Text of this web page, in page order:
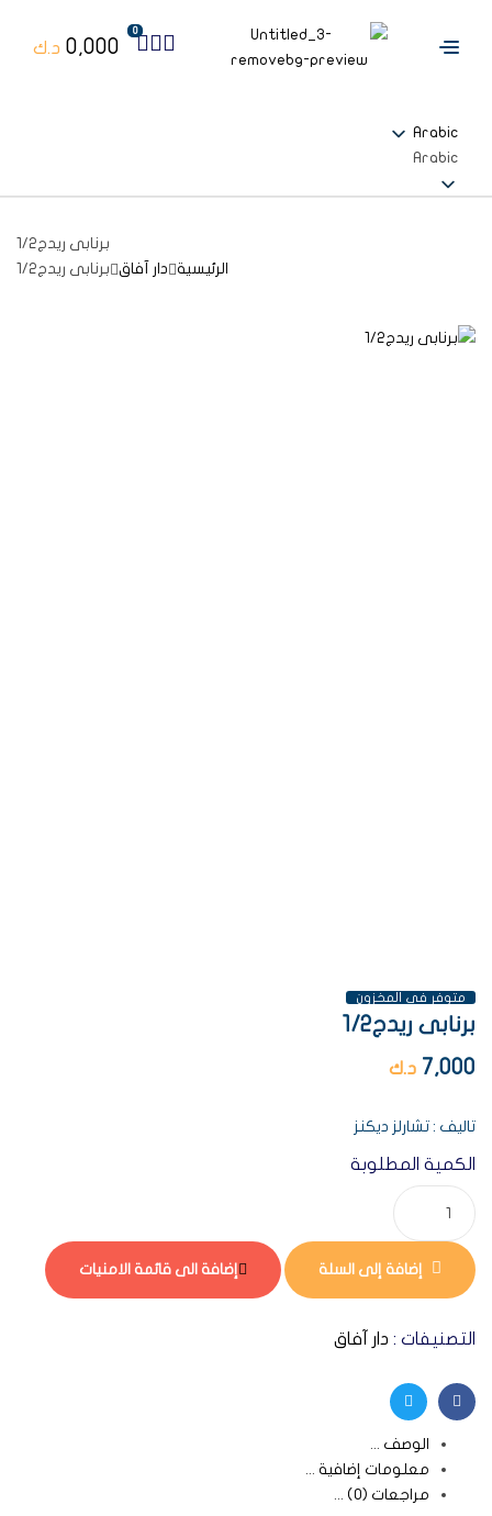
0
0,000 د.ك
Arabic
Arabic
برنابى ريدج1/2
الرئيسية دار آفاق برنابى ريدج1/2
متوفر فى المخزون
برنابى ريدج1/2
7,000 د.ك
تاليف : تشارلز ديكنز
الكمية المطلوبة
إضافة إلى السلة إضافة الى قائمة الامنيات
التصنيفات : دار آفاق
Facebook
Twitter
الوصف
معلومات إضافية
مراجعات (0)